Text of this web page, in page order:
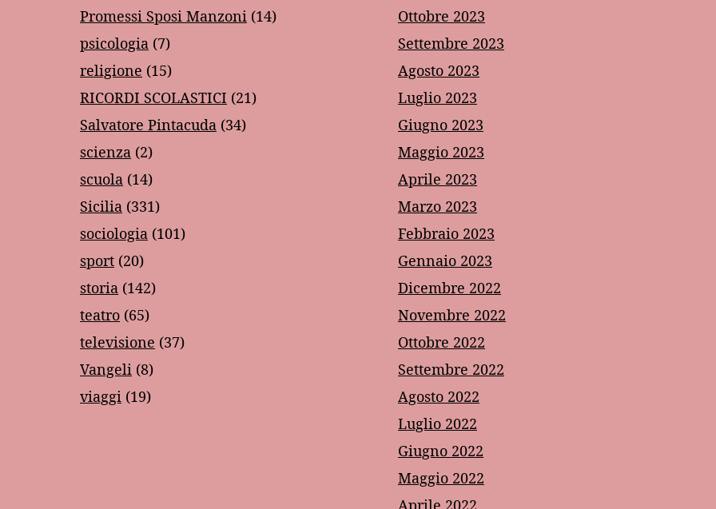
Promessi Sposi Manzoni (14)
psicologia (7)
religione (15)
RICORDI SCOLASTICI (21)
Salvatore Pintacuda (34)
scienza (2)
scuola (14)
Sicilia (331)
sociologia (101)
sport (20)
storia (142)
teatro (65)
televisione (37)
Vangeli (8)
viaggi (19)
Ottobre 2023
Settembre 2023
Agosto 2023
Luglio 2023
Giugno 2023
Maggio 2023
Aprile 2023
Marzo 2023
Febbraio 2023
Gennaio 2023
Dicembre 2022
Novembre 2022
Ottobre 2022
Settembre 2022
Agosto 2022
Luglio 2022
Giugno 2022
Maggio 2022
Aprile 2022